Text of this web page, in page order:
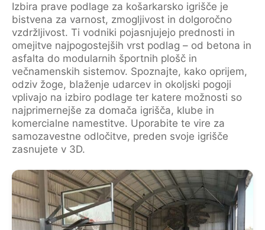
Izbira prave podlage za košarkarsko igrišče je
bistvena za varnost, zmogljivost in dolgoročno
vzdržljivost. Ti vodniki pojasnjujejo prednosti in
omejitve najpogostejših vrst podlag – od betona in
asfalta do modularnih športnih plošč in
večnamenskih sistemov. Spoznajte, kako oprijem,
odziv žoge, blaženje udarcev in okoljski pogoji
vplivajo na izbiro podlage ter katere možnosti so
najprimernejše za domača igrišča, klube in
komercialne namestitve. Uporabite te vire za
samozavestne odločitve, preden svoje igrišče
zasnujete v 3D.